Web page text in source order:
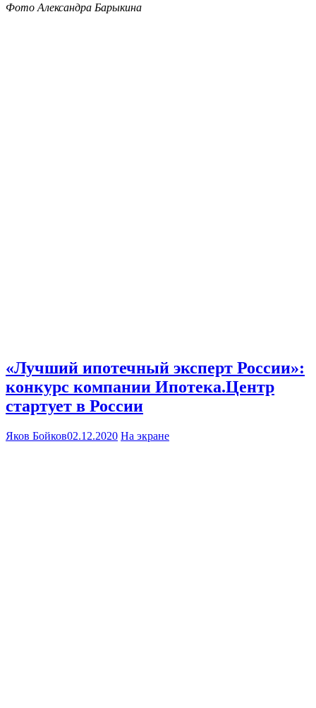
Фото Александра Барыкина
«Лучший ипотечный эксперт России»:
конкурс компании Ипотека.Центр
стартует в России
Яков Бойков02.12.2020 На экране